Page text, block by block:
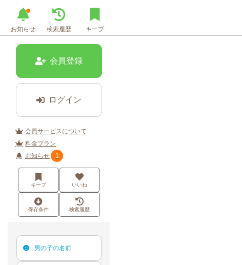
お知らせ 検索履歴 キープ
会員登録
ログイン
会員サービスについて
料金プラン
お知らせ
1
キープ いいね
保存条件 検索履歴
男の子の名前